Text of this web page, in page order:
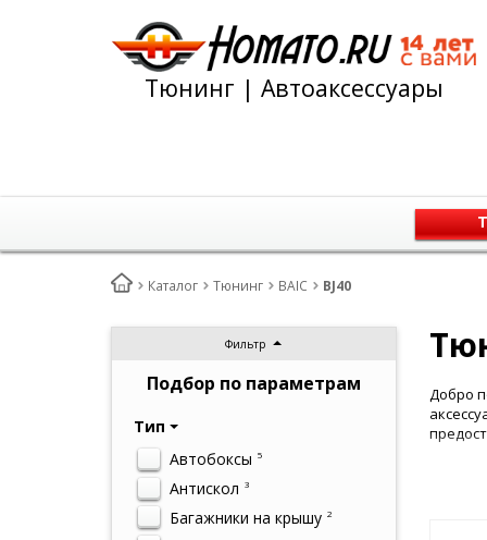
Тюнинг | Автоаксессуары
Каталог Тюнинг BAIC BJ40
Фильтр
Подбор по параметрам
Тип
Автобоксы 5
Антискол 3
Багажники на крышу 2
Добро